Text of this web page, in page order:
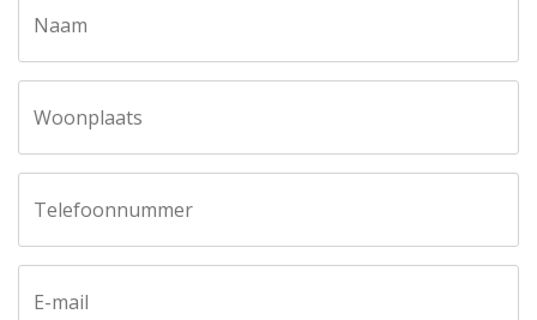
Call
back
by
fax
Naam
Woonplaats
Telefoonnummer
E-mail